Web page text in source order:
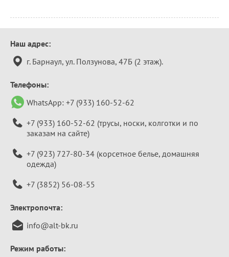
Контактная
информация
Наш адрес:
г. Барнаул, ул. Ползунова, 47Б (2 этаж).
Телефоны:
WhatsApp: +7 (933) 160-52-62
+7 (933) 160-52-62 (трусы, носки, колготки и по
заказам на сайте)
+7 (923) 727-80-34 (корсетное белье, домашняя
одежда)
+7 (3852) 56-08-55
Электропочта:
info@alt-bk.ru
Режим работы: